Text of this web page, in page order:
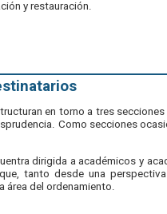
y restauración.
en torno a tres
Como secciones
dirigida a académicos y
tanto desde una
del ordenamiento.